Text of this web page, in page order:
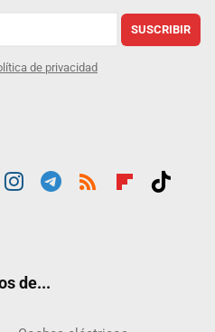
SUSCRIBIR
de privacidad
de...